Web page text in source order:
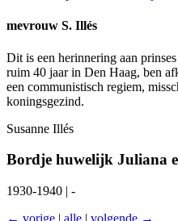
mevrouw S. Illés
Dit is een herinnering aan
ruim 40 jaar in Den Haag, ben
een communistisch regiem,
koningsgezind.
Susanne Illés
Bordje huwelijk Juliana
1930-1940 | -
← vorige | alle | volgende →